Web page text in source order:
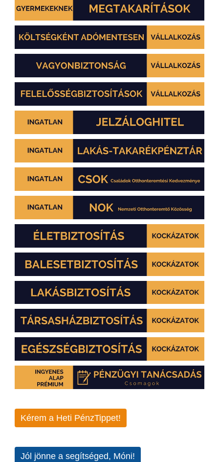
Kérem a Heti PénzTippet!
Jól jönne a segítséged, Móni!